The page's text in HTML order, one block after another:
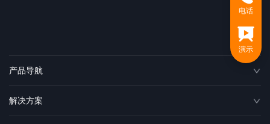
产品导航
解决方案
电话
演示